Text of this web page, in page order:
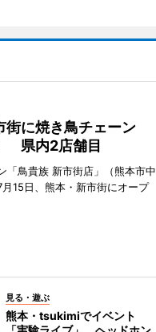
街に焼き鳥チェーン
県内2店舗目
「鳥貴族 新市街店」（熊本市中
15日、熊本・新市街にオープ
見る・遊ぶ
熊本・tsukimiでイベント